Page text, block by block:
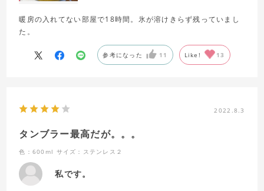
暖房の入れてない部屋で18時間。氷が溶けきらず残っていまし
た。
参考になった 11 Like! 13
2022.8.3
タンブラー最高だが。。。
色：600ml サイズ：ステンレス２
私です。